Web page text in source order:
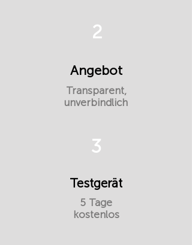
2
Angebot
Transparent,
unverbindlich
3
Testgerät
5 Tage
kostenlos